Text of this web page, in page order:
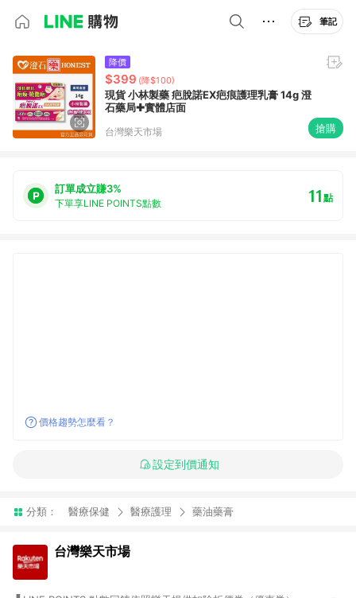
筆記
降價
$399 (降$100)
現貨 小林製藥 疤脫諾EX疤痕護理乳膏 14g 澄
石藥局✚實體店面
台灣樂天市場 搶購
訂單成立賺3%
下單享LINE POINTS點數 11點
價格趨勢怎麼看？
設定到價通知
分類： 醫療保健 醫療護理 藥油藥膏
台灣樂天市場